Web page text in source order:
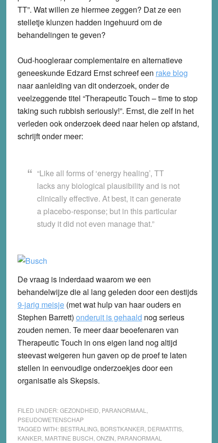
TT”. Wat willen ze hiermee zeggen? Dat ze een
stelletje klunzen hadden ingehuurd om de
behandelingen te geven?
Oud-hoogleraar complementaire en alternatieve
geneeskunde Edzard Ernst schreef een rake blog
naar aanleiding van dit onderzoek, onder de
veelzeggende titel “Therapeutic Touch – time to stop
taking such rubbish seriously!”. Ernst, die zelf in het
verleden ook onderzoek deed naar helen op afstand,
schrijft onder meer:
“Like all forms of ‘energy healing’, TT
lacks any biological plausibility and is not
clinically effective. At best, it can generate
a placebo-response; but in this particular
study it did not even manage that.”
De vraag is inderdaad waarom we een
behandelwijze die al lang geleden door een destijds
9-jarig meisje(met wat hulp van haar ouders en
Stephen Barrett) onderuit is gehaald nog serieus
zouden nemen. Te meer daar beoefenaren van
Therapeutic Touch in ons eigen land nog altijd
steevast weigeren hun gaven op de proef te laten
stellen in eenvoudige onderzoekjes door een
organisatie als Skepsis.
FILED UNDER:GEZONDHEID PARANORMAAL
PSEUDOWETENSCHAP
TAGGED WITH: BESTRALING, BORSTKANKER DERMATITIS,
KANKER MARTINE BUSCH ONZIN PARANORMAAL